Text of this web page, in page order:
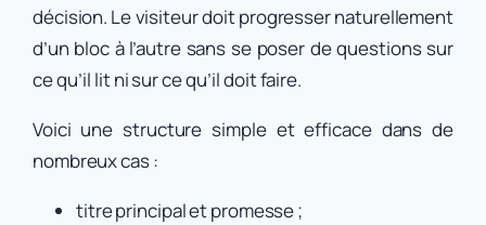
décision. Le visiteur doit progresser naturellement
d’un bloc à l’autre sans se poser de questions sur
ce qu’il lit ni sur ce qu’il doit faire.
Voici une structure simple et efficace dans de
nombreux cas :
titre principal et promesse ;